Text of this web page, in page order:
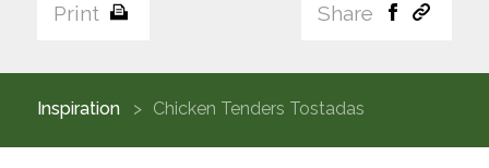
Print Share
Inspiration Chicken Tenders Tostadas